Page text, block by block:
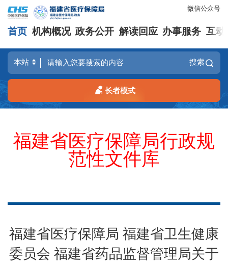
微信公众号
首页 机构概况 政务公开 解读回应 办事服务 互动
搜索
长者模式
福建省医疗保障局行政规
范性文件库
福建省医疗保障局 福建省卫生健康
委员会 福建省药品监督管理局关于